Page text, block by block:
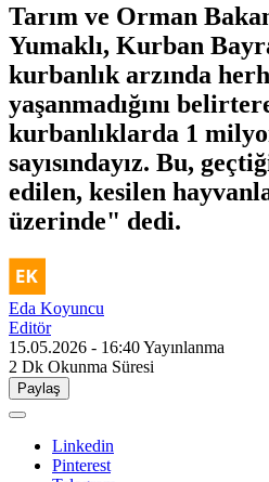
Tarım ve Orman
Yumaklı, Kurban
kurbanlık arzında
yaşanmadığını
kurbanlıklarda 1
sayısındayız. Bu,
edilen, kesilen
üzerinde" dedi.
Eda Koyuncu
Editör
15.05.2026 - 16:40Yayınlanma
2 Dk Okunma Süresi
Paylaş
Linkedin
Pinterest